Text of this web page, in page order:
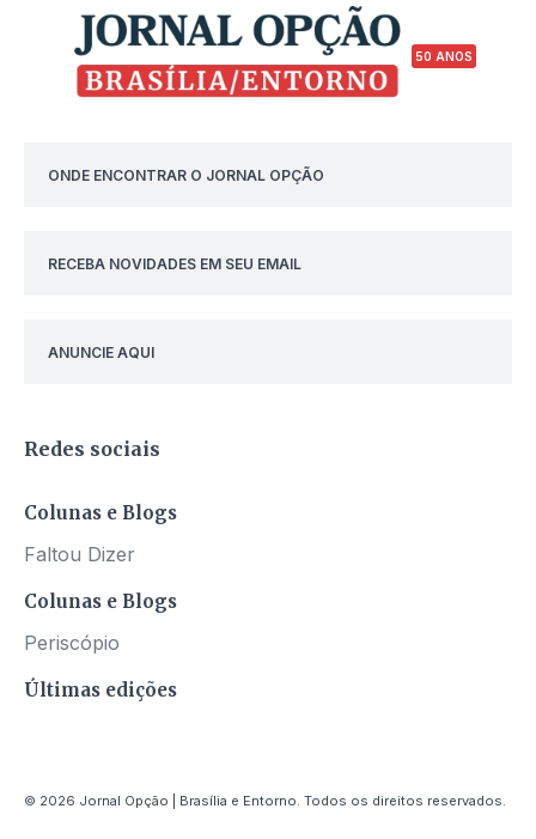
50 ANOS
ONDE ENCONTRAR O JORNAL OPÇÃO
RECEBA NOVIDADES EM SEU EMAIL
ANUNCIE AQUI
Redes sociais
Colunas e Blogs
Faltou Dizer
Colunas e Blogs
Periscópio
Últimas edições
© 2026 Jornal Opção | Brasília e Entorno. Todos os direitos reservados.